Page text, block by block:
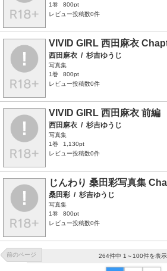
1巻
800pt
レビュー投稿数0件
VIVID GIRL 西田麻衣
西田麻衣 / 杉吉ゆうじ
写真集
1巻
800pt
レビュー投稿数0件
VIVID GIRL 西田麻衣 前編
西田麻衣 / 杉吉ゆうじ
写真集
1巻
1,130pt
レビュー投稿数0件
じんわり 桑田彩写真集
桑田彩 / 杉吉ゆうじ
写真集
1巻
800pt
レビュー投稿数0件
前のページ 264件中 1～100件を表示